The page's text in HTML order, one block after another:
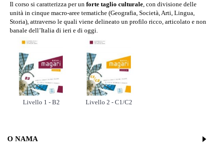
Il corso si caratterizza per un forte taglio culturale, con divisione delle
unità in cinque macro-aree tematiche (Geografia, Società, Arti, Lingua,
Storia), attraverso le quali viene delineato un profilo ricco, articolato e non
banale dell’Italia di ieri e di oggi.
Livello 1 - B2 Livello 2 - C1/C2
O NAMA